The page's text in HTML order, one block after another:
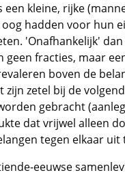
een kleine, rijke
hadden voor hun
'Onafhankelijk'
geen fracties, maar
boven de
zijn zetel bij de
gebracht
dat vrijwel alleen
tegen elkaar uit
eeuwse